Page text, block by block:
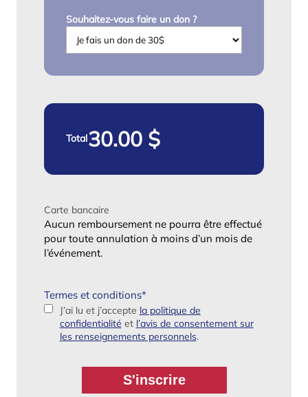
Souhaitez-vous faire un don ?
Total
Carte bancaire
Aucun remboursement ne pourra être effectué
pour toute annulation à moins d’un mois de
l’événement.
Termes et conditions*
J’ai lu et j’accepte la politique de
confidentialité et l’avis de consentement sur
les renseignements personnels.